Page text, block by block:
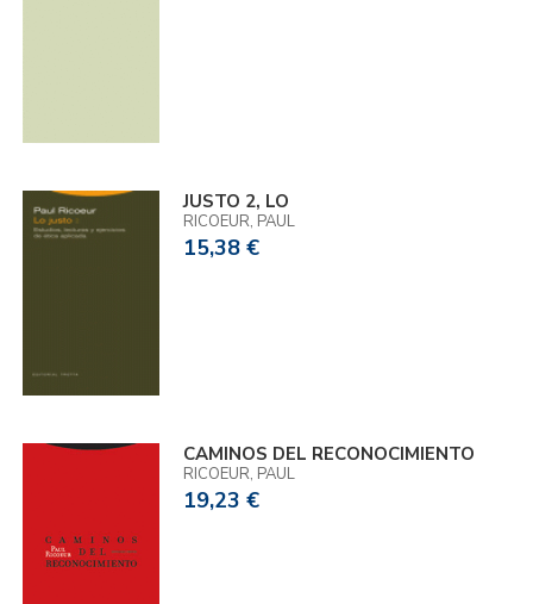
JUSTO 2, LO
RICOEUR, PAUL
15,38 €
CAMINOS DEL RECONOCIMIENTO
RICOEUR, PAUL
19,23 €